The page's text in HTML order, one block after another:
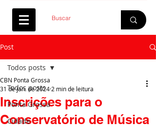
Post
Todos posts
Ponta Grossa
Cidade
Todos posts
Inscrições para o
Conservatório de Música
CBN Ponta Grossa
31 de jan. de 2024 2 min de leitura